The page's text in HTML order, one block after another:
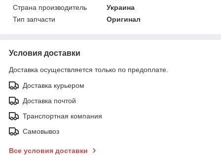
Страна производитель
Украина
Тип запчасти
Оригинал
Условия доставки
Доставка осуществляется только по предоплате.
Доставка курьером
Доставка почтой
Транспортная компания
Самовывоз
Все условия доставки